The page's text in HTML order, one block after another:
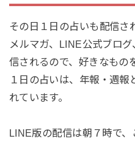
その日１日の占いも配信さ
メルマガ、LINE公式ブロ
信されるので、好きなもの
１日の占いは、年報・週報
れています。
LINE版の配信は朝７時で